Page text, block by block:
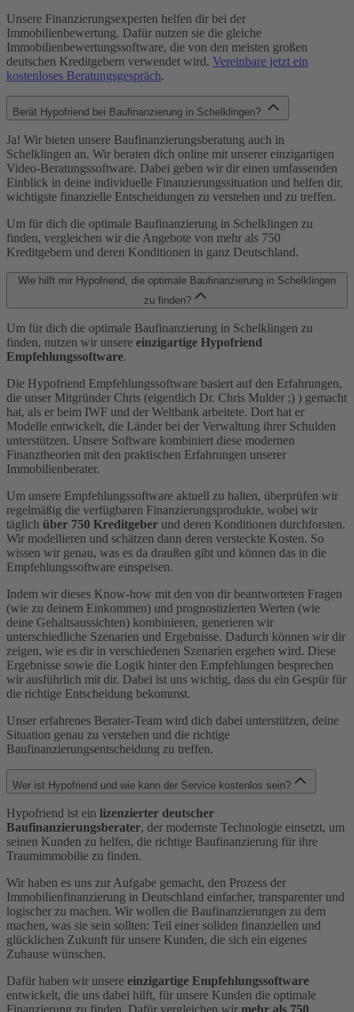
Unsere Finanzierungsexperten helfen dir bei der
Immobilienbewertung. Dafür nutzen sie die gleiche
Immobilienbewertungssoftware, die von den meisten großen
deutschen Kreditgebern verwendet wird. Vereinbare jetzt ein
kostenloses Beratungsgespräch.
Berät Hypofriend bei Baufinanzierung in Schelklingen?
Ja! Wir bieten unsere Baufinanzierungsberatung auch in
Schelklingen an. Wir beraten dich online mit unserer einzigartigen
Video-Beratungssoftware. Dabei geben wir dir einen umfassenden
Einblick in deine individuelle Finanzierungssituation und helfen dir,
wichtigste finanzielle Entscheidungen zu verstehen und zu treffen.
Um für dich die optimale Baufinanzierung in Schelklingen zu
finden, vergleichen wir die Angebote von mehr als 750
Kreditgebern und deren Konditionen in ganz Deutschland.
Wie hilft mir Hypofriend, die optimale Baufinanzierung in Schelklingen
zu finden?
Um für dich die optimale Baufinanzierung in Schelklingen zu
finden, nutzen wir unsere einzigartige Hypofriend
Empfehlungssoftware.
Die Hypofriend Empfehlungssoftware basiert auf den Erfahrungen,
die unser Mitgründer Chris (eigentlich Dr. Chris Mulder ;) ) gemacht
hat, als er beim IWF und der Weltbank arbeitete. Dort hat er
Modelle entwickelt, die Länder bei der Verwaltung ihrer Schulden
unterstützen. Unsere Software kombiniert diese modernen
Finanztheorien mit den praktischen Erfahrungen unserer
Immobilienberater.
Um unsere Empfehlungssoftware aktuell zu halten, überprüfen wir
regelmäßig die verfügbaren Finanzierungsprodukte, wobei wir
täglich über 750 Kreditgeber und deren Konditionen durchforsten.
Wir modellieren und schätzen dann deren versteckte Kosten. So
wissen wir genau, was es da draußen gibt und können das in die
Empfehlungssoftware einspeisen.
Indem wir dieses Know-how mit den von dir beantworteten Fragen
(wie zu deinem Einkommen) und prognostizierten Werten (wie
deine Gehaltsaussichten) kombinieren, generieren wir
unterschiedliche Szenarien und Ergebnisse. Dadurch können wir dir
zeigen, wie es dir in verschiedenen Szenarien ergehen wird. Diese
Ergebnisse sowie die Logik hinter den Empfehlungen besprechen
wir ausführlich mit dir. Dabei ist uns wichtig, dass du ein Gespür für
die richtige Entscheidung bekommst.
Unser erfahrenes Berater-Team wird dich dabei unterstützen, deine
Situation genau zu verstehen und die richtige
Baufinanzierungsentscheidung zu treffen.
Wer ist Hypofriend und wie kann der Service kostenlos sein?
Hypofriend ist ein lizenzierter deutscher
Baufinanzierungsberater, der modernste Technologie einsetzt, um
seinen Kunden zu helfen, die richtige Baufinanzierung für ihre
Traumimmobilie zu finden.
Wir haben es uns zur Aufgabe gemacht, den Prozess der
Immobilienfinanzierung in Deutschland einfacher, transparenter und
logischer zu machen. Wir wollen die Baufinanzierungen zu dem
machen, was sie sein sollten: Teil einer soliden finanziellen und
glücklichen Zukunft für unsere Kunden, die sich ein eigenes
Zuhause wünschen.
Dafür haben wir unsere einzigartige Empfehlungssoftware
entwickelt, die uns dabei hilft, für unsere Kunden die optimale